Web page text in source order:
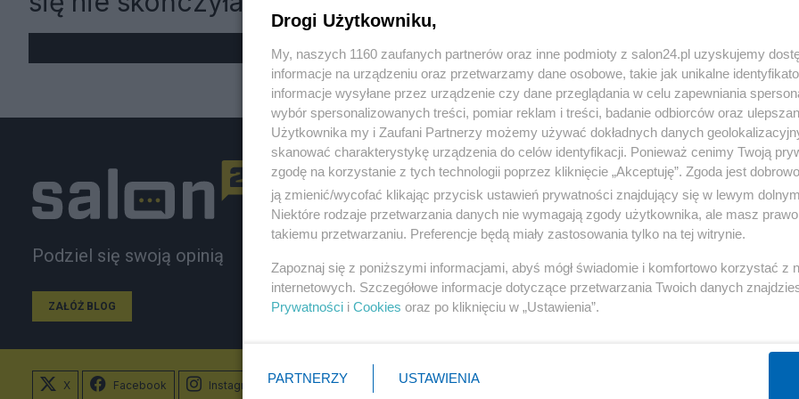
« WRÓĆ DO NOTKI
Podziel się swoją opinią
ZAŁÓŻ BLOG
Polityka
Rząd
Prezydent
NATO
KO
Gospodarka
Biznes
Pieniądze
Inwestycje
Podatki
X Facebook Instagram
Drogi Użytkowniku,
My, naszych 1160 zaufanych partnerów oraz inne podmioty z salon24.pl uzyskujemy
informacje na urządzeniu oraz przetwarzamy dane osobowe, takie jak unikalne
informacje wysyłane przez urządzenie czy dane przeglądania w celu zapewniania
wybór spersonalizowanych treści, pomiar reklam i treści, badanie odbiorców oraz
Użytkownika my i Zaufani Partnerzy możemy używać dokładnych danych
skanować charakterystykę urządzenia do celów identyfikacji. Ponieważ cenimy Twoją
zgodę na korzystanie z tych technologii poprzez kliknięcie „Akceptuję”. Zgoda jest
ją zmienić/wycofać klikając przycisk ustawień prywatności znajdujący się w lewym
Niektóre rodzaje przetwarzania danych nie wymagają zgody użytkownika, ale masz
takiemu przetwarzaniu. Preferencje będą miały zastosowania tylko na tej witrynie.
Zapoznaj się z poniższymi informacjami, abyś mógł świadomie i komfortowo korzystać z
internetowych. Szczegółowe informacje dotyczące przetwarzania Twoich danych
Prywatności i Cookies oraz po kliknięciu w „Ustawienia”.
PARTNERZY USTAWIENIA